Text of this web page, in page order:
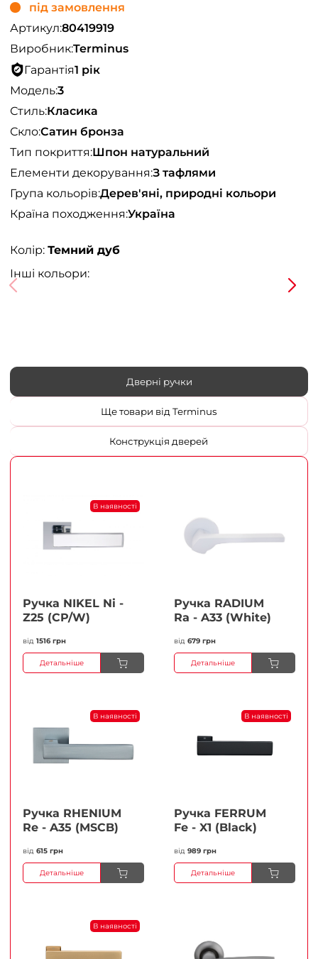
під замовлення
Артикул:80419919
Виробник:Terminus
Гарантія1 рік
Модель:3
Стиль:Класика
Скло:Сатин бронза
Тип покриття:Шпон натуральний
Елементи декорування:З тафлями
Група кольорів:Дерев'яні, природні кольори
Країна походження:Україна
Колір: Темний дуб
Інші кольори:
Дверні ручки
Ще товари від Terminus
Конструкція дверей
В наявності
Ручка NIKEL Ni -
Z25 (CP/W)
від 1516 грн
Детальніше
Ручка RADIUM
Ra - A33 (White)
від 679 грн
Детальніше
В наявності
Ручка RHENIUM
Re - A35 (MSCB)
від 615 грн
Детальніше
В наявності
Ручка FERRUМ
Fe - X1 (Black)
від 989 грн
Детальніше
В наявності